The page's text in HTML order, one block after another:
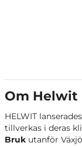
Om Helwit
HELWIT lanserades
tillverkas i deras
Bruk utanför